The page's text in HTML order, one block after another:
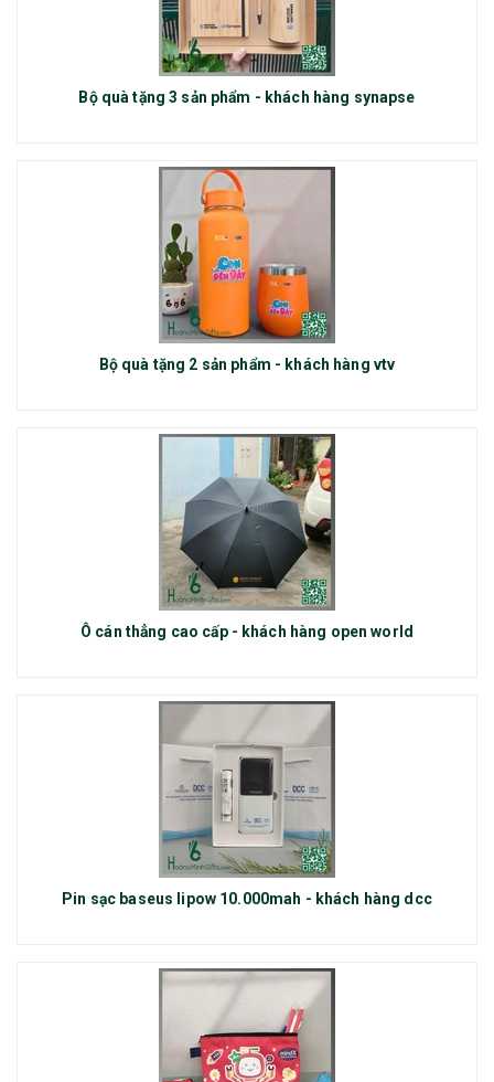
Bộ quà tặng 3 sản phẩm - khách hàng synapse
Bộ quà tặng 2 sản phẩm - khách hàng vtv
Ô cán thẳng cao cấp - khách hàng open world
Pin sạc baseus lipow 10.000mah - khách hàng dcc